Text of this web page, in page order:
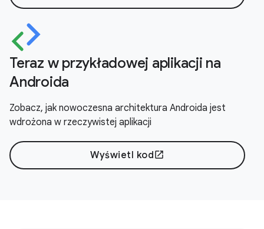
Teraz w przykładowej aplikacji na
Androida
Zobacz, jak nowoczesna architektura Androida jest
wdrożona w rzeczywistej aplikacji
Wyświetl kod open_in_new